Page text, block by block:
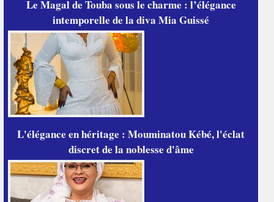
Le Magal de Touba sous le charme : l’élégance
intemporelle de la diva Mia Guissé
L'élégance en héritage : Mouminatou Kébé, l'éclat
discret de la noblesse d'âme